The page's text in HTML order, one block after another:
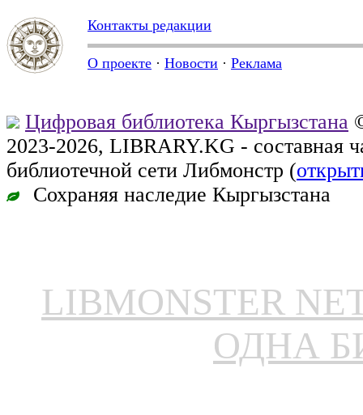
Контакты редакции
О проекте · Новости · Реклама
Цифровая библиотека Кыргызстана
2023-2026, LIBRARY.KG - составная
библиотечной сети Либмонстр (
Сохраняя наследие Кыргызстана
LIBMONSTER
ОДНА